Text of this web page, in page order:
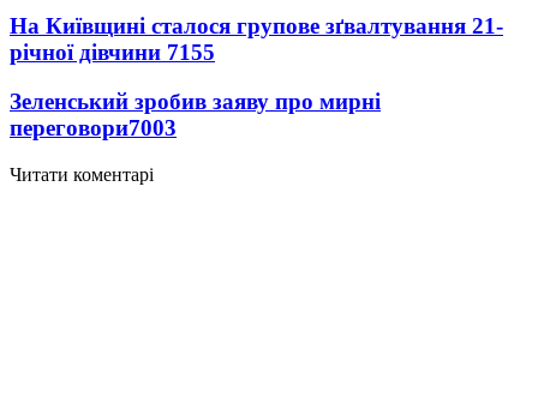
На Київщині сталося групове зґвалтування 21-
річної дівчини 7155
Зеленський зробив заяву про мирні
переговори7003
Читати коментарі